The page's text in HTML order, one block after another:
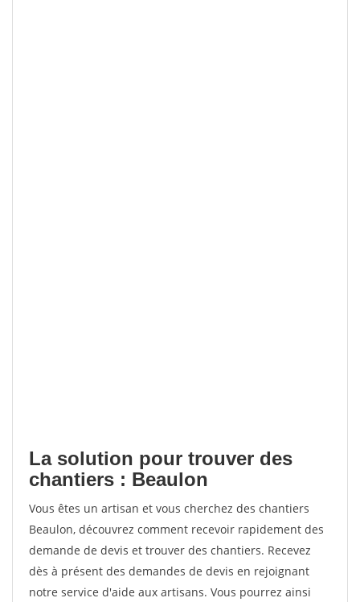
La solution pour trouver des
chantiers : Beaulon
Vous êtes un artisan et vous cherchez des chantiers
Beaulon, découvrez comment recevoir rapidement des
demande de devis et trouver des chantiers. Recevez
dès à présent des demandes de devis en rejoignant
notre service d'aide aux artisans. Vous pourrez ainsi